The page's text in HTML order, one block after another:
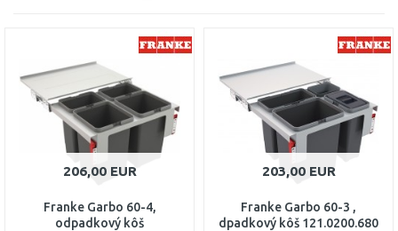
206,00 EUR
Franke Garbo 60-4,
odpadkový kôš
203,00 EUR
Franke Garbo 60-3 ,
dpadkový kôš 121.0200.680